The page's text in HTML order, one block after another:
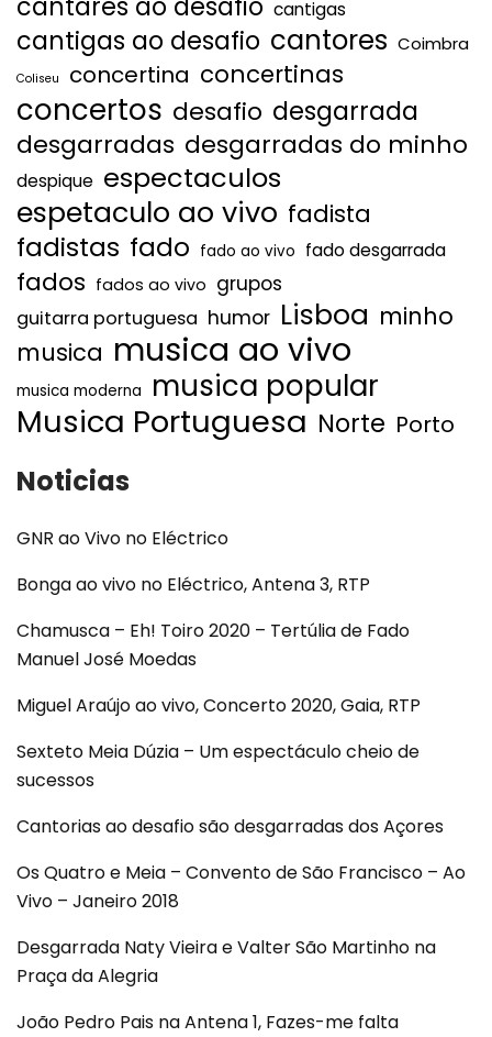
cantares ao desafio cantigas
cantigas ao desafio cantores Coimbra
Coliseu concertina concertinas
concertos desafio desgarrada
desgarradas desgarradas do minho
despique espectaculos
espetaculo ao vivo fadista
fadistas fado fado ao vivo fado desgarrada
fados fados ao vivo grupos
guitarra portuguesa humor Lisboa minho
musica musica ao vivo
musica moderna musica popular
Musica Portuguesa Norte Porto
Noticias
GNR ao Vivo no Eléctrico
Bonga ao vivo no Eléctrico, Antena 3, RTP
Chamusca – Eh! Toiro 2020 – Tertúlia de Fado
Manuel José Moedas
Miguel Araújo ao vivo, Concerto 2020, Gaia, RTP
Sexteto Meia Dúzia – Um espectáculo cheio de
sucessos
Cantorias ao desafio são desgarradas dos Açores
Os Quatro e Meia – Convento de São Francisco – Ao
Vivo – Janeiro 2018
Desgarrada Naty Vieira e Valter São Martinho na
Praça da Alegria
João Pedro Pais na Antena 1, Fazes-me falta